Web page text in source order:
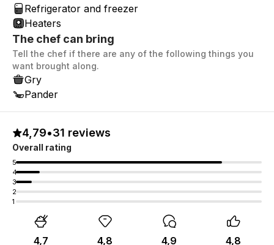
Refrigerator and freezer
Heaters
The chef can bring
Tell the chef if there are any of the following things you
want brought along.
Gry
Pander
4,79•31 reviews
Overall rating
5
4
3
2
1
4,7 4,8 4,9 4,8